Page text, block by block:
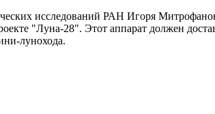
исследований РАН Игоря
"Луна-28". Этот аппарат должен
лунохода.